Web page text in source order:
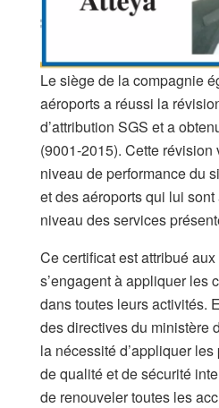
Le siège de la compagnie
aéroports a réussi la
d’attribution SGS et a
(9001-2015). Cette révision
niveau de performance du
et des aéroports qui lui
niveau des services
Ce certificat est attribué
s’engagent à appliquer les
dans toutes leurs activités.
des directives du ministère
la nécessité d’appliquer
de qualité et de sécurité
de renouveler toutes les